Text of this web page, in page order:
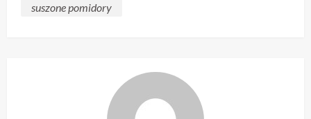
suszone pomidory